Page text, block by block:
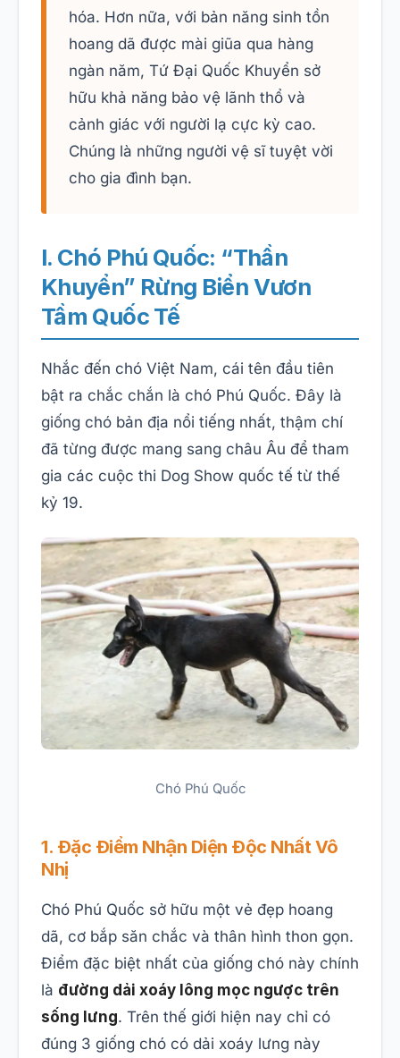
hóa. Hơn nữa, với bản năng sinh tồn
hoang dã được mài giũa qua hàng
ngàn năm, Tứ Đại Quốc Khuyển sở
hữu khả năng bảo vệ lãnh thổ và
cảnh giác với người lạ cực kỳ cao.
Chúng là những người vệ sĩ tuyệt vời
cho gia đình bạn.
I. Chó Phú Quốc: “Thần
Khuyển” Rừng Biển Vươn
Tầm Quốc Tế
Nhắc đến chó Việt Nam, cái tên đầu tiên
bật ra chắc chắn là chó Phú Quốc. Đây là
giống chó bản địa nổi tiếng nhất, thậm chí
đã từng được mang sang châu Âu để tham
gia các cuộc thi Dog Show quốc tế từ thế
kỷ 19.
Chó Phú Quốc
1. Đặc Điểm Nhận Diện Độc Nhất Vô
Nhị
Chó Phú Quốc sở hữu một vẻ đẹp hoang
dã, cơ bắp săn chắc và thân hình thon gọn.
Điểm đặc biệt nhất của giống chó này chính
là đường dải xoáy lông mọc ngược trên
sống lưng. Trên thế giới hiện nay chỉ có
đúng 3 giống chó có dải xoáy lưng này